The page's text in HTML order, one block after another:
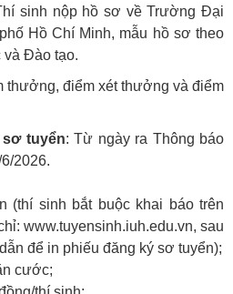
sinh nộp hồ sơ về Trường Đại
Hồ Chí Minh, mẫu hồ sơ theo
và Đào tạo.
thưởng, điểm xét thưởng và điểm
tuyển: Từ ngày ra Thông báo
2026.
(thí sinh bắt buộc khai báo trên
www.tuyensinh.iuh.edu.vn, sau
để in phiếu đăng ký sơ tuyển);
cước;